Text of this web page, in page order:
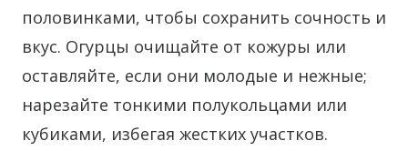
половинками, чтобы сохранить сочность и
вкус. Огурцы очищайте от кожуры или
оставляйте, если они молодые и нежные;
нарезайте тонкими полукольцами или
кубиками, избегая жестких участков.